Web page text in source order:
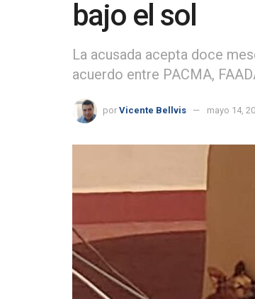
bajo el sol
La acusada acepta doce
acuerdo entre PACMA,
por Vicente Bellvis mayo 14,